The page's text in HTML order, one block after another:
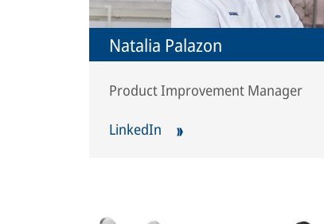
Natalia Palazon
Product Improvement Manager
LinkedIn